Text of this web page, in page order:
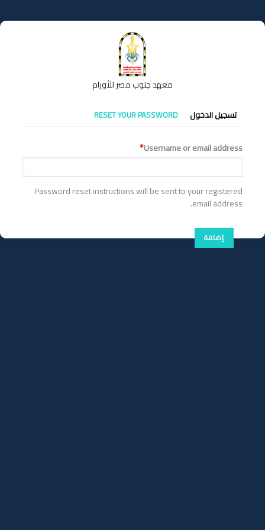
إلى
المحتوى
معهد جنوب مصر للأورام
التبويبات
الأساسية
تسجيل الدخول RESET YOUR PASSWORD
Username or email address
Password reset instructions will be sent to your registered
email address.